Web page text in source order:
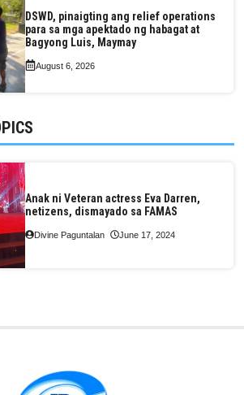
DSWD, pinaigting ang relief operations
para sa mga apektado ng habagat at
Bagyong Luis, Maymay
August 6, 2026
Anak ni Veteran actress Eva Darren,
netizens, dismayado sa FAMAS
Divine Paguntalan June 17, 2024